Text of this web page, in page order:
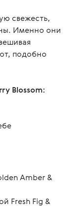
свежесть,
Именно они
подобно
Blossom:
Amber &
Fresh Fig &